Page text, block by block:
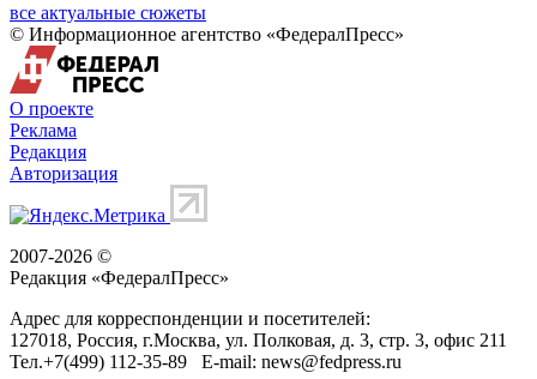
все актуальные сюжеты
© Информационное агентство «ФедералПресс»
О проекте
Реклама
Редакция
Авторизация
2007-2026 ©
Редакция «ФедералПресс»
Адрес для корреспонденции и посетителей:
127018, Россия, г.Москва, ул. Полковая, д. 3, стр. 3, офис 211
Тел.+7(499) 112-35-89 E-mail: news@fedpress.ru